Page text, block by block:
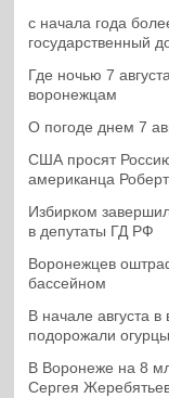
с начала года
государственный
Где ночью 7
воронежцам
О погоде днем 7
США просят
американца
Избирком
в депутаты ГД РФ
Воронежцев
бассейном
В начале августа
подорожали огурцы
В Воронеже на 8
Сергея